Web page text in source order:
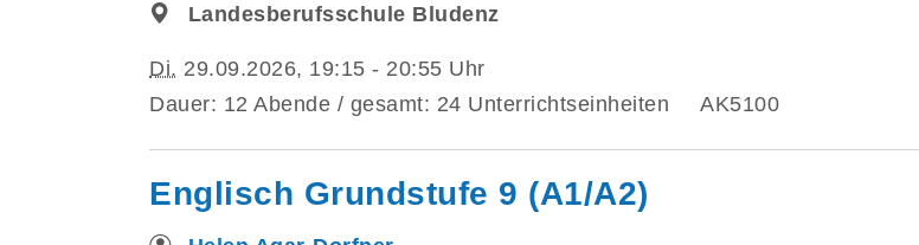
Landesberufsschule Bludenz
Di. 29.09.2026, 19:15 - 20:55 Uhr
Dauer: 12 Abende / gesamt: 24 Unterrichtseinheiten
AK5100
Englisch Grundstufe 9 (A1/A2)